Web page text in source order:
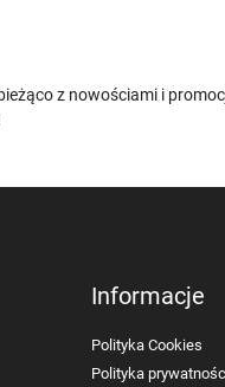
z nowościami i
Informacje
Polityka Cookies
Polityka